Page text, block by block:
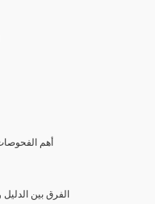
(3) أهم
2- الفرق بين